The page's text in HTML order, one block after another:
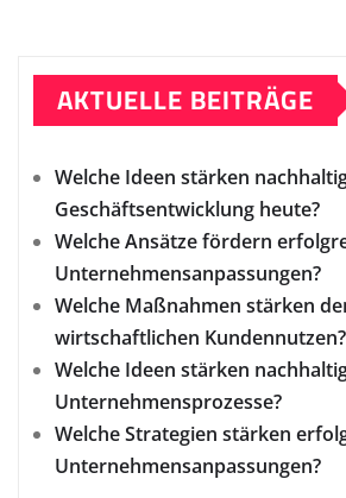
AKTUELLE BEITRÄGE
Welche Ideen stärken
Geschäftsentwicklung heute?
Welche Ansätze fördern
Unternehmensanpassungen?
Welche Maßnahmen stärken
wirtschaftlichen Kundennutzen?
Welche Ideen stärken
Unternehmensprozesse?
Welche Strategien stärken
Unternehmensanpassungen?